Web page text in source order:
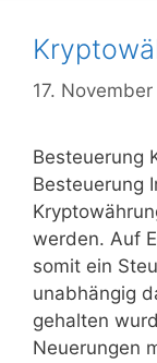
17. November
Besteuerung
Besteuerung
werden. Auf
somit ein
unabhängig
gehalten
Neuerungen